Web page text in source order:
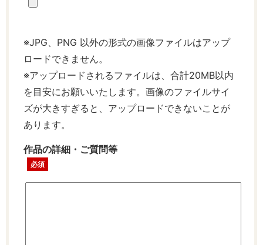
※JPG、PNG 以外の形式の画像ファイルはアップ
ロードできません。
※アップロードされるファイルは、合計20MB以内
を目安にお願いいたします。画像のファイルサイ
ズが大きすぎると、アップロードできないことが
あります。
作品の詳細・ご質問等
必須